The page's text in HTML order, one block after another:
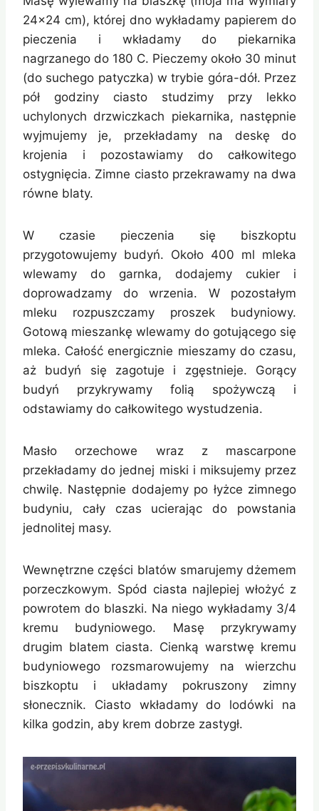
24×24 cm), której dno wykładamy papierem do
pieczenia i wkładamy do piekarnika
nagrzanego do 180 C. Pieczemy około 30 minut
(do suchego patyczka) w trybie góra-dół. Przez
pół godziny ciasto studzimy przy lekko
uchylonych drzwiczkach piekarnika, następnie
wyjmujemy je, przekładamy na deskę do
krojenia i pozostawiamy do całkowitego
ostygnięcia. Zimne ciasto przekrawamy na dwa
równe blaty.
W czasie pieczenia się biszkoptu
przygotowujemy budyń. Około 400 ml mleka
wlewamy do garnka, dodajemy cukier i
doprowadzamy do wrzenia. W pozostałym
mleku rozpuszczamy proszek budyniowy.
Gotową mieszankę wlewamy do gotującego się
mleka. Całość energicznie mieszamy do czasu,
aż budyń się zagotuje i zgęstnieje. Gorący
budyń przykrywamy folią spożywczą i
odstawiamy do całkowitego wystudzenia.
Masło orzechowe wraz z mascarpone
przekładamy do jednej miski i miksujemy przez
chwilę. Następnie dodajemy po łyżce zimnego
budyniu, cały czas ucierając do powstania
jednolitej masy.
Wewnętrzne części blatów smarujemy dżemem
porzeczkowym. Spód ciasta najlepiej włożyć z
powrotem do blaszki. Na niego wykładamy 3/4
kremu budyniowego. Masę przykrywamy
drugim blatem ciasta. Cienką warstwę kremu
budyniowego rozsmarowujemy na wierzchu
biszkoptu i układamy pokruszony zimny
słonecznik. Ciasto wkładamy do lodówki na
kilka godzin, aby krem dobrze zastygł.